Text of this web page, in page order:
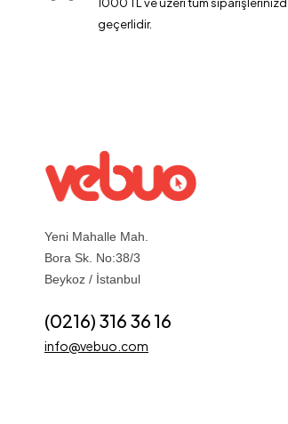
1000 TL ve üzeri tüm
geçerlidir.
Yeni Mahalle Mah.
Bora Sk. No:38/3
Beykoz / İstanbul
(0216) 316 36 16
info@vebuo.com